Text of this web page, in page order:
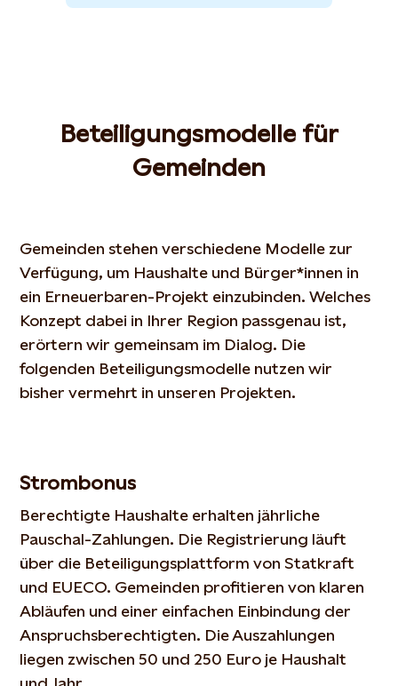
Beteiligungsmodelle für
Gemeinden
Gemeinden stehen verschiedene Modelle zur
Verfügung, um Haushalte und Bürger*innen in
ein Erneuerbaren-Projekt einzubinden. Welches
Konzept dabei in Ihrer Region passgenau ist,
erörtern wir gemeinsam im Dialog. Die
folgenden Beteiligungsmodelle nutzen wir
bisher vermehrt in unseren Projekten.
Strombonus
Berechtigte Haushalte erhalten jährliche
Pauschal-Zahlungen. Die Registrierung läuft
über die Beteiligungsplattform von Statkraft
und EUECO. Gemeinden profitieren von klaren
Abläufen und einer einfachen Einbindung der
Anspruchsberechtigten. Die Auszahlungen
liegen zwischen 50 und 250 Euro je Haushalt